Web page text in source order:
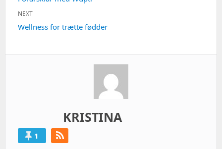
post:
NEXT
Next
Wellness for trætte fødder
KRISTINA
1